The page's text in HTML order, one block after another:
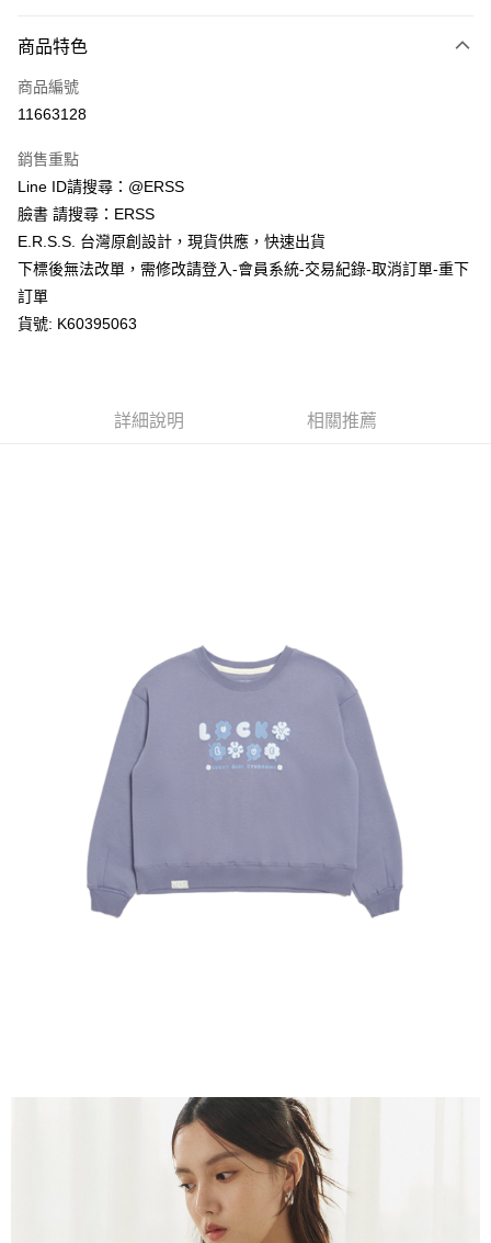
便利好安心！
２．便利：只要手機號碼，簡訊認證，即可結帳。
３．安心：先確認商品／服務後，再付款。
【「AFTEE先享後付」結帳流程】
１．於結帳方式選擇「AFTEE先享後付」後，將跳轉至「AFTEE先享後付」
結帳頁面，進行簡訊認證並確認金額後，即可完成結帳。
２．訂單成立數日內，您將收到繳費通知簡訊。
ATM／網路銀行／等多元方式進行付款，方視為交易完成。
※ 請注意：結帳手續完成當下不需立刻繳費，但若您需要取消訂單，請聯絡
購買商品的店家。未經商家同意取消之訂單仍視為有效，需透過AFTEE先享
後付繳納相關費用。
※ 交易是否成功請以「AFTEE先享後付 」之結帳頁面顯示為準，若有關於
１．透過由恩沛科技股份有限公司提供之「AFTEE先享後付」服務完成之交
５．嚴禁一人註冊多個帳號或使用他人資訊註冊。若發現惡意使用之情形，
恩沛科技股份有限公司將有權停止該用戶之使用額度並採取法律行動。
運送方式
全家取貨付款
付款後全家取貨
每筆NT$80，滿NT$1,200(含以上)免運費
每筆NT$80，滿NT$1,200(含以上)免運費
付款後萊爾富取貨
每筆NT$80，滿NT$1,200(含以上)免運費
商品特色
商品編號
11663128
銷售重點
Line ID請搜尋：@ERSS
臉書 請搜尋：ERSS
E.R.S.S. 台灣原創設計，現貨供應，快速出貨
下標後無法改單，需修改請登入-會員系統-交易紀錄-取消訂單-重下
訂單
貨號: K60395063
詳細說明 相關推薦